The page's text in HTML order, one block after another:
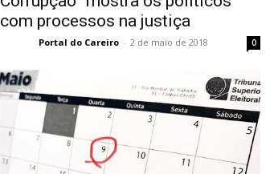
com processos na justiça
Portal do Careiro - 2 de maio de 2018 0